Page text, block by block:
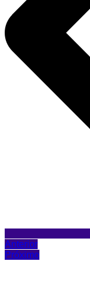
Anterior
Próximo